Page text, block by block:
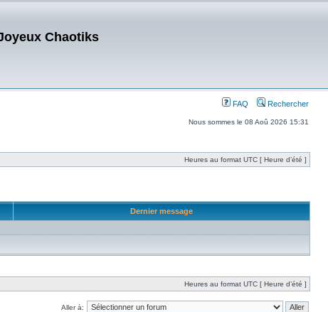
Chaotiks
FAQ Rechercher
Nous sommes le 08 Aoû 2026 15:31
Heures au format UTC [ Heure d’été ]
Dernier message
Heures au format UTC [ Heure d’été ]
Aller à: